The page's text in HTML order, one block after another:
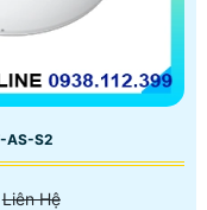
AS-S2
Liên Hệ